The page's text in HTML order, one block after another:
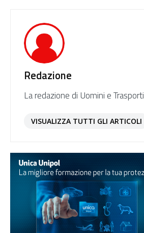
Redazione
La redazione di Uomini e Trasporti
VISUALIZZA TUTTI GLI ARTICOLI